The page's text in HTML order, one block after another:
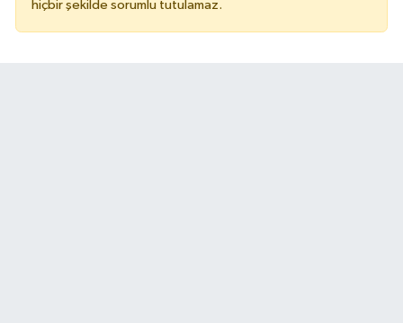
hiçbir şekilde sorumlu tutulamaz.